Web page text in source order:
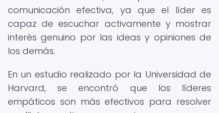
comunicación efectiva, ya que el líder es
capaz de escuchar activamente y mostrar
interés genuino por las ideas y opiniones de
los demás.
En un estudio realizado por la Universidad de
Harvard, se encontró que los líderes
empáticos son más efectivos para resolver